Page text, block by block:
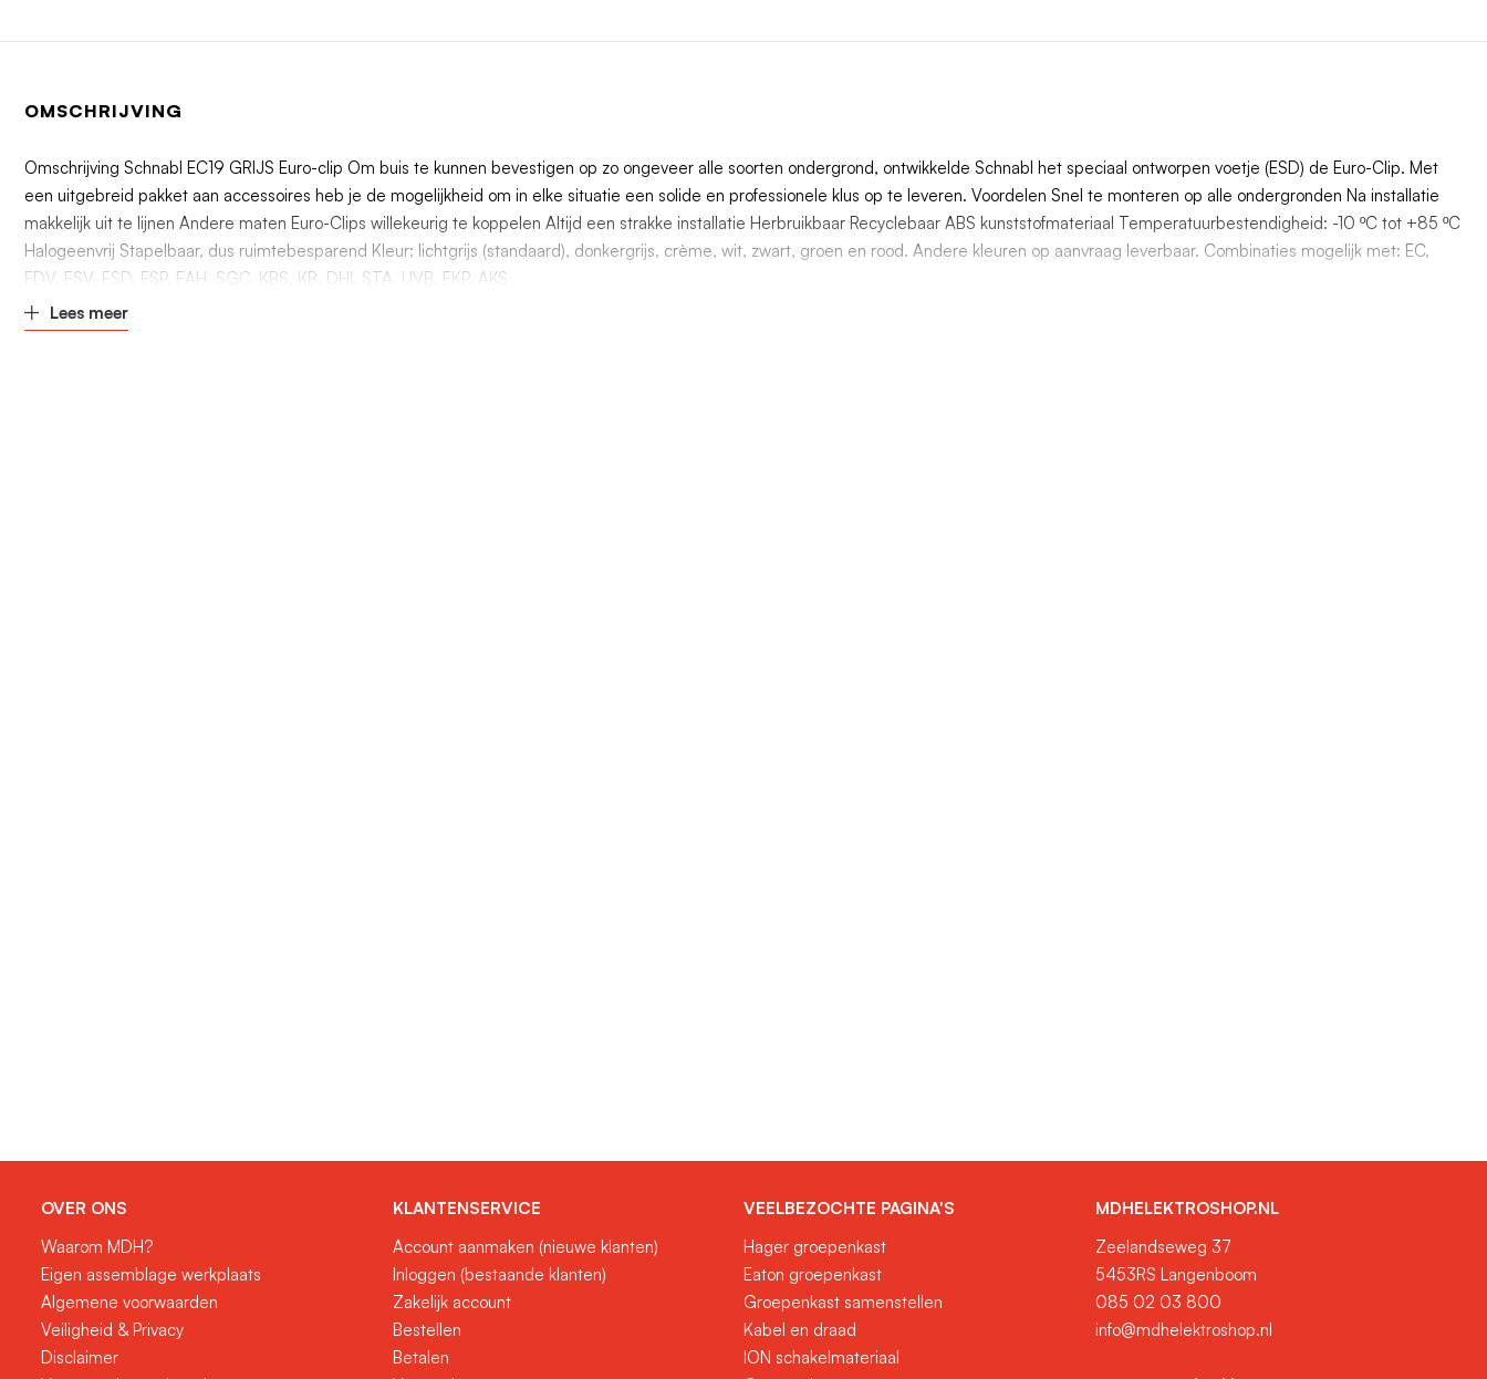
OMSCHRIJVING
Omschrijving Schnabl EC19 GRIJS Euro-clip Om buis te kunnen bevestigen op zo ongeveer alle soorten ondergrond, ontwikkelde Schnabl het speciaal ontworpen voetje (ESD) de Euro-Clip. Met
een uitgebreid pakket aan accessoires heb je de mogelijkheid om in elke situatie een solide en professionele klus op te leveren. Voordelen Snel te monteren op alle ondergronden Na installatie
makkelijk uit te lijnen Andere maten Euro-Clips willekeurig te koppelen Altijd een strakke installatie Herbruikbaar Recyclebaar ABS kunststofmateriaal Temperatuurbestendigheid: -10 ºC tot +85 ºC
Halogeenvrij Stapelbaar, dus ruimtebesparend Kleur: lichtgrijs (standaard), donkergrijs, crème, wit, zwart, groen en rood. Andere kleuren op aanvraag leverbaar. Combinaties mogelijk met: EC,
EDV, ESV, ESD, ESP, EAH, SGC, KBS, KB, DHI, STA, UVB, EKP, AKS
Lees meer
OVER ONS
Waarom MDH?
Eigen assemblage werkplaats
Algemene voorwaarden
Veiligheid & Privacy
Disclaimer
KLANTENSERVICE
Account aanmaken (nieuwe klanten)
Inloggen (bestaande klanten)
Zakelijk account
Bestellen
Betalen
VEELBEZOCHTE PAGINA'S
Hager groepenkast
Eaton groepenkast
Groepenkast samenstellen
Kabel en draad
ION schakelmateriaal
MDHELEKTROSHOP.NL
Zeelandseweg 37
5453RS Langenboom
085 02 03 800
info@mdhelektroshop.nl